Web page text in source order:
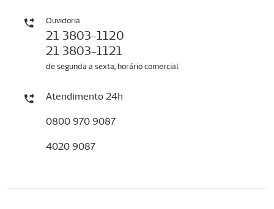
Ouvidoria
21 3803-1120
21 3803-1121
de segunda a sexta, horário comercial
Atendimento 24h
0800 970 9087
4020 9087